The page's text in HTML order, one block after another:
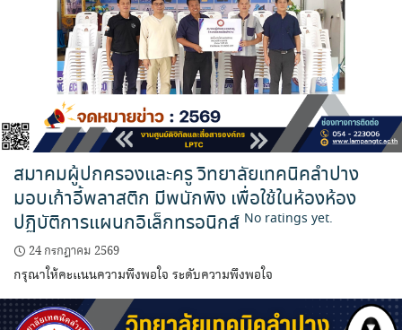
สมาคมผู้ปกครองและครู วิทยาลัยเทคนิคลำปาง
มอบเก้าอี้พลาสติก มีพนักพิง เพื่อใช้ในห้องห้อง
ปฏิบัติการแผนกอิเล็กทรอนิกส์ No ratings yet.
24 กรกฎาคม 2569
กรุณาให้คะแนนความพึงพอใจ ระดับความพึงพอใจ